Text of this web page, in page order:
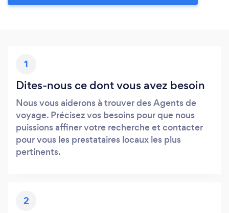
1
Dites-nous ce dont vous avez besoin
Nous vous aiderons à trouver des Agents de
voyage. Précisez vos besoins pour que nous
puissions affiner votre recherche et contacter
pour vous les prestataires locaux les plus
pertinents.
2